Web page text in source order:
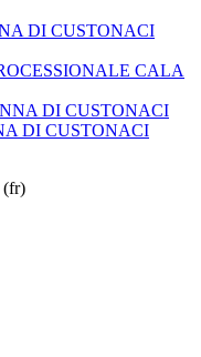
DI CUSTONACI
CALA
DI CUSTONACI
DI CUSTONACI
(fr)